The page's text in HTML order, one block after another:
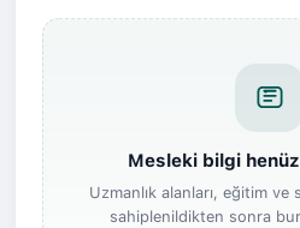
Mesleki bilgi
Uzmanlık alanları, eğitim
sahiplenildikten sonra